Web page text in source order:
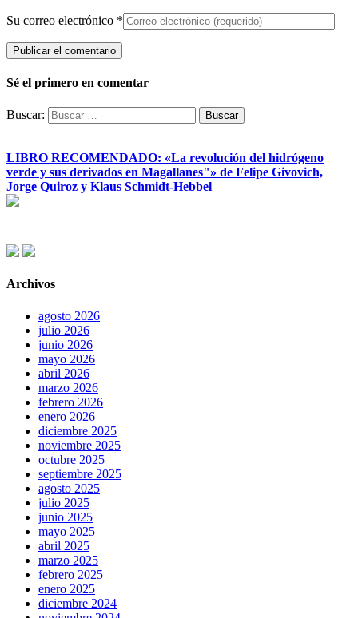
Su correo electrónico *
Sé el primero en comentar
Buscar:
LIBRO RECOMENDADO: «La revolución del hidrógeno
verde y sus derivados en Magallanes"» de Felipe Givovich,
Jorge Quiroz y Klaus Schmidt-Hebbel
Archivos
agosto 2026
julio 2026
junio 2026
mayo 2026
abril 2026
marzo 2026
febrero 2026
enero 2026
diciembre 2025
noviembre 2025
octubre 2025
septiembre 2025
agosto 2025
julio 2025
junio 2025
mayo 2025
abril 2025
marzo 2025
febrero 2025
enero 2025
diciembre 2024